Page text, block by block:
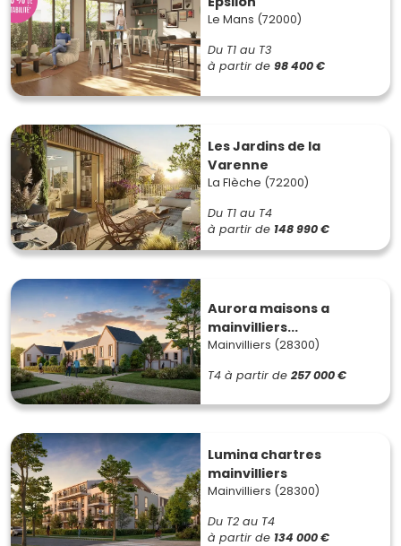
Le Mans (72000)
Du T1 au T3
à partir de 98 400 €
Les Jardins de la
Varenne
La Flèche (72200)
Du T1 au T4
à partir de 148 990 €
Aurora maisons a
mainvilliers...
Mainvilliers (28300)
T4 à partir de 257 000 €
Lumina chartres
mainvilliers
Mainvilliers (28300)
Du T2 au T4
à partir de 134 000 €